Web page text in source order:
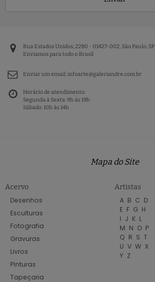
Rua Estados Unidos, 2280 - 01427-002, São Paulo, SP
Enviamos para todo o Brasil
Enviar um email:infoarte@galeriandre.com.br
Horário de atendimento:
Segunda à Sexta: 9h às 19h
Sábado: 10h às 14h
Mapa do Site
Acervo
Desenhos
Esculturas
Fotografia
Gravuras
Livros
Pinturas
Tapeçaria
Artistas
A B C D
E F G H
I J K L
M N O P
Q R S T
U V W X
Y Z